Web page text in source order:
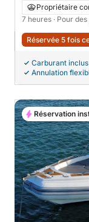
authentique à
Propriétaire
7 heures · Pour
Réservée 5 fois
Carburant inclus
Annulation
Réservation